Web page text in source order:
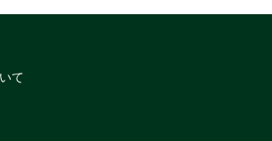
18cm
12cm
て